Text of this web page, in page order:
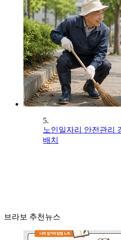
5.
노인일자리 안전관리
배치
브라보 추천뉴스